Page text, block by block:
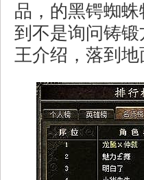
品，的黑锷蜘
到不是询问铸
王介绍，落到地